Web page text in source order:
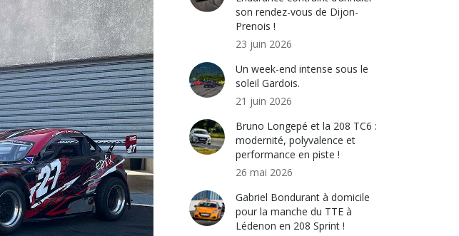
son rendez-vous de Dijon-
Prenois !
23 juin 2026
Un week-end intense sous le
soleil Gardois.
21 juin 2026
Bruno Longepé et la 208 TC6 :
modernité, polyvalence et
performance en piste !
26 mai 2026
Gabriel Bondurant à domicile
pour la manche du TTE à
Lédenon en 208 Sprint !